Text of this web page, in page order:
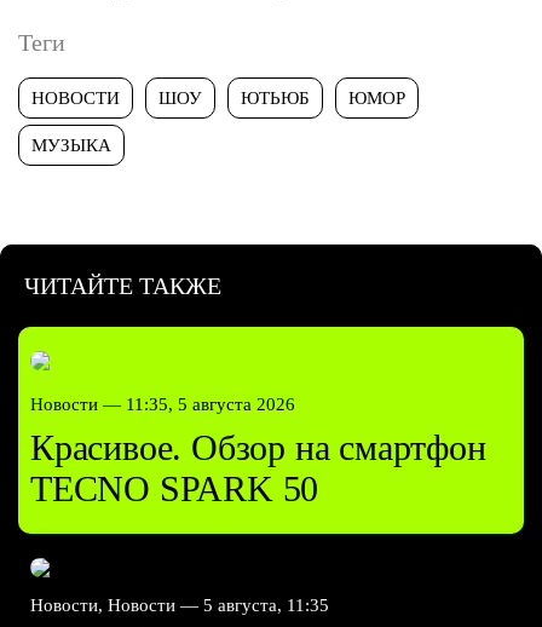
Теги
НОВОСТИ ШОУ ЮТЬЮБ ЮМОР
МУЗЫКА
ЧИТАЙТЕ ТАКЖЕ
Новости — 11:35, 5 августа 2026
Красивое. Обзор на смартфон
TECNO SPARK 50
Новости, Новости — 5 августа, 11:35